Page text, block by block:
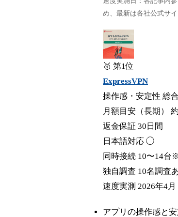
め、最新は各社公式サ
🥇 第1位
ExpressVPN
操作感・安定性 総
月額目安（長期）
返金保証 30日間
日本語対応 ◯
同時接続 10〜14台
独自調査 10名調査
速度実測 2026年4月
アプリの操作感と